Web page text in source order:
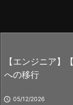
【エンジニア
への移行
 05/12/2026